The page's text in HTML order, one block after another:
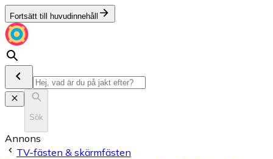
Fortsätt till huvudinnehåll
Sök
Annons
TV-fästen & skärmfästen